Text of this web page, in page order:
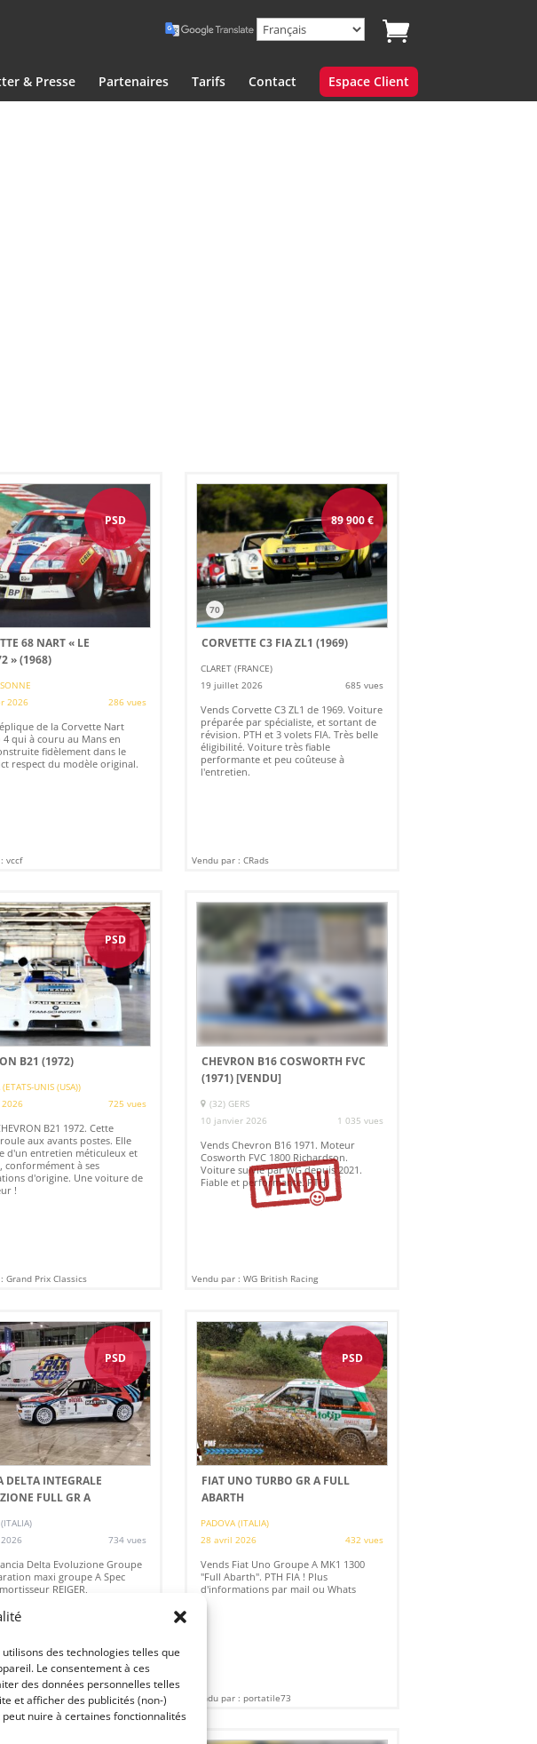
des technologies telles que
Le consentement à ces
des données personnelles telles
et afficher des publicités (non-)
nuire à certaines fonctionnalités
& Presse Partenaires Tarifs Contact Espace Client
PSD
68 NART « LE
» (1968)
2026
286 vues
de la Corvette Nart
qui à couru au Mans en
fidèlement dans le
respect du modèle original.
vccf
89 900€
70
CORVETTE C3 FIA ZL1 (1969)
CLARET (FRANCE)
19 juillet 2026
685 vues
Vends Corvette C3 ZL1 de 1969. Voiture
préparée par spécialiste, et sortant de
révision. PTH et 3 volets FIA. Très belle
éligibilité. Voiture très fiable
performante et peu coûteuse à
l'entretien.
Vendu par : CRads
PSD
B21 (1972)
(ETATS-UNIS (USA))
725 vues
B21 1972. Cette
aux avants postes. Elle
d'un entretien méticuleux et
conformément à ses
d'origine. Une voiture de
!
Grand Prix Classics
CHEVRON B16 COSWORTH FVC
(1971)[VENDU]
(32) GERS
10 janvier 2026
1 035 vues
Vends Chevron B16 1971. Moteur
Cosworth FVC 1800 Richardson.
Voiture suivie par WG depuis 2021.
Fiable et performante. PTH.
Vendu par : WG British Racing
PSD
DELTA INTEGRALE
FULL GR A
734 vues
Delta Evoluzione Groupe
maxi groupe A Spec
REIGER,
portatile73
PSD
FIAT UNO TURBO GR A FULL
ABARTH
PADOVA (ITALIA)
28 avril 2026
432 vues
Vends Fiat Uno Groupe A MK1 1300
"Full Abarth". PTH FIA ! Plus
d'informations par mail ou Whats
Vendu par : portatile73